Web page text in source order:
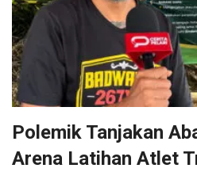
Polemik Tanjakan
Arena Latihan Atlet